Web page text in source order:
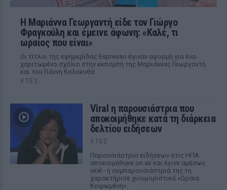
Η Μαριάννα Γεωργαντή είδε τον Γιώργο
Φραγκούλη και έμεινε άφωνη: «Καλέ, τι
ωραίος που είναι»
Οι τίτλοι της εφημερίδας Espresso έγιναν αφορμή για ένα
χαριτωμένο σχόλιο στην εκπομπή της Μαριάννας Γεωργαντή
και του Γιάννη Κολοκυθά
ΧΤΕΣ
Viral η παρουσιάστρια που
αποκοιμήθηκε κατά τη διάρκεια
δελτίου ειδήσεων
ΧΤΕΣ
Παρουσιάστρια ειδήσεων στις ΗΠΑ
αποκοιμήθηκε on air και έγινε αμέσως
viral - η συμπαρουσιάστριά της τη
χαρακτήρισε χιουμοριστικά «Ωραία
Κοιμωμένη».